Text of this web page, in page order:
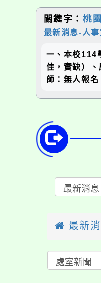
關鍵字： 桃
最新消息-人事
一、本校114
佳，實缺）
師：無人報
最新